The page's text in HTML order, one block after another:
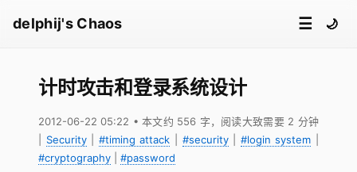
delphij's Chaos ☰ 🌙
计时攻击和登录系统设计
2012-06-22 05:22 • 本文约 556 字，阅读大致需要 2 分钟
Security| #timing attack #security| #login system
#cryptography
#password